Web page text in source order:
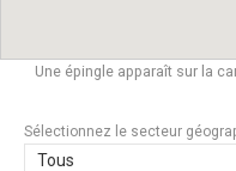
Une épingle apparaît sur la
Sélectionnez le secteur
Tous